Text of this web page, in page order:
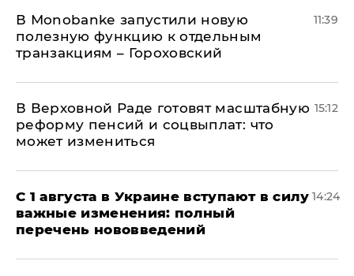
В Мonobankе запустили новую
полезную функцию к отдельным
транзакциям – Гороховский
11:39
В Верховной Раде готовят масштабную
реформу пенсий и соцвыплат: что
может измениться
15:12
С 1 августа в Украине вступают в силу
важные изменения: полный
перечень нововведений
14:24